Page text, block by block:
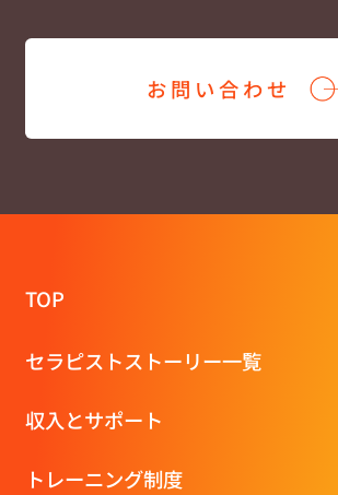
お問い合わせ
TOP
セラピストストーリー一覧
収⼊とサポート
トレーニング制度